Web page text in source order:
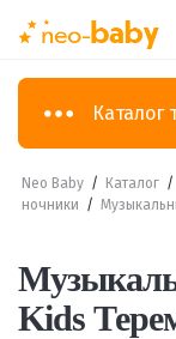
Каталог
Neo Baby / Каталог /
ночники /
Kids